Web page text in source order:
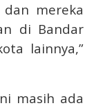
mereka
di Bandar
lainnya,”
masih ada